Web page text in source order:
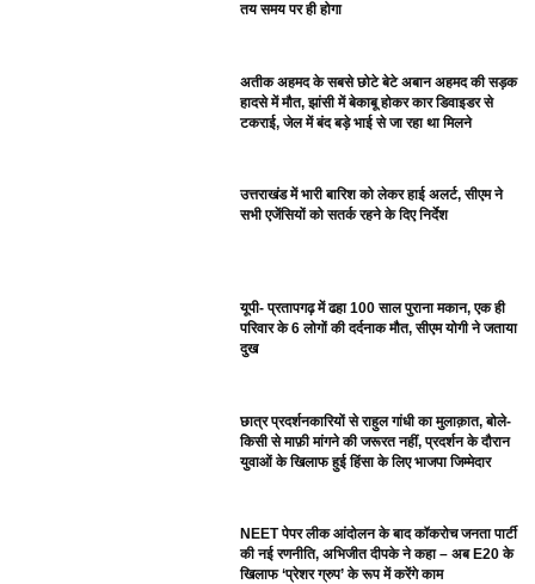
तय समय पर ही होगा
अतीक अहमद के सबसे छोटे बेटे अबान अहमद की सड़क
हादसे में मौत, झांसी में बेकाबू होकर कार डिवाइडर से
टकराई, जेल में बंद बड़े भाई से जा रहा था मिलने
उत्तराखंड में भारी बारिश को लेकर हाई अलर्ट, सीएम ने
सभी एजेंसियों को सतर्क रहने के दिए निर्देश
यूपी- प्रतापगढ़ में ढहा 100 साल पुराना मकान, एक ही
परिवार के 6 लोगों की दर्दनाक मौत, सीएम योगी ने जताया
दुख
छात्र प्रदर्शनकारियों से राहुल गांधी का मुलाक़ात, बोले-
किसी से माफ़ी मांगने की जरूरत नहीं, प्रदर्शन के दौरान
युवाओं के खिलाफ हुई हिंसा के लिए भाजपा जिम्मेदार
NEET पेपर लीक आंदोलन के बाद कॉकरोच जनता पार्टी
की नई रणनीति, अभिजीत दीपके ने कहा – अब E20 के
खिलाफ ‘प्रेशर ग्रुप’ के रूप में करेंगे काम